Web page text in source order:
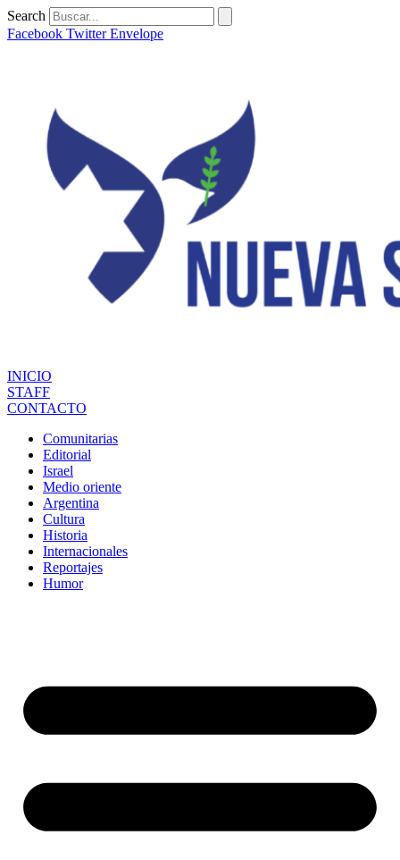
Ir
al
Search
Facebook Twitter Envelope
INICIO
STAFF
CONTACTO
Comunitarias
Editorial
Israel
Medio oriente
Argentina
Cultura
Historia
Internacionales
Reportajes
Humor